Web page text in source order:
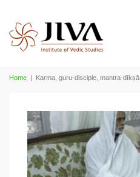
Home | Karma, guru-disciple, mantra-dīkṣā